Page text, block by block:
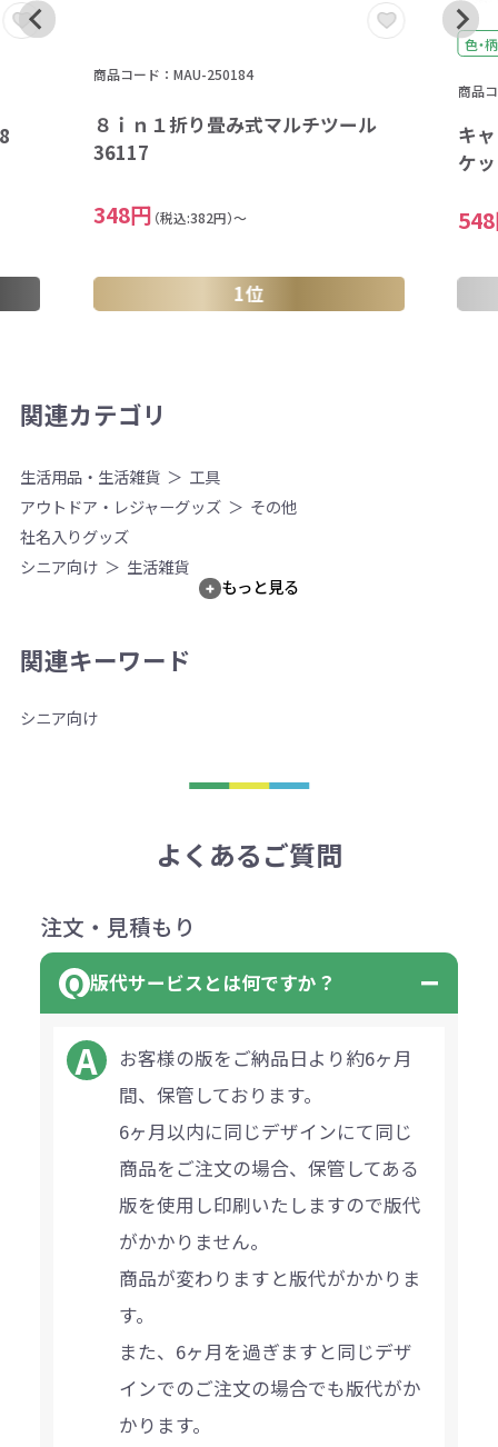
商品コード：MAU-250184
８ｉｎ１折り畳み式マルチツール
36117
348円 （税込:382円）～
1位
色・
商品
キ
ケ
関連カテゴリ
生活用品・生活雑貨
工具
アウトドア・レジャーグッズ
その他
社名入りグッズ
シニア向け
生活雑貨
もっと見る
関連キーワード
シニア向け
よくあるご質問
注文・見積もり
版代サービスとは何ですか？
お客様の版をご納品日より約6ヶ月
間、保管しております。
6ヶ月以内に同じデザインにて同じ
商品をご注文の場合、保管してある
版を使用し印刷いたしますので版代
がかかりません。
商品が変わりますと版代がかかりま
す。
また、6ヶ月を過ぎますと同じデザ
インでのご注文の場合でも版代がか
かります。